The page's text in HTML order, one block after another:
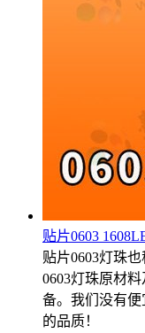
贴片0603
贴片0603灯珠
0603灯珠原材
备。我们没有
的品质！